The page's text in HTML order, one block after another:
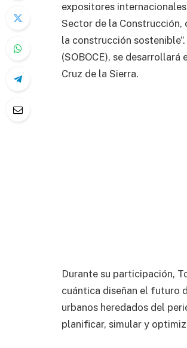
expositores
Sector de la
la construcción
(SOBOCE), se
Cruz de la Sierra.
Durante su participación,
cuántica diseñan el futuro
urbanos heredados del
planificar, simular y